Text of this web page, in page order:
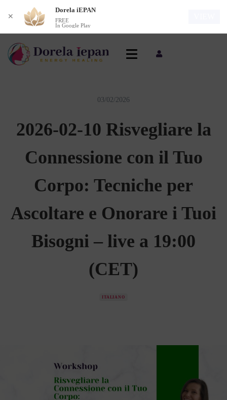
03/02/2026
2026-02-10 Risvegliare la
Connessione con il Tuo
Corpo: Tecniche per
Ascoltare e Onorare i Tuoi
Bisogni – live a 19:00
(CET)
ITALIANO
✕
Dorela iEPAN
FREE
In Google Play